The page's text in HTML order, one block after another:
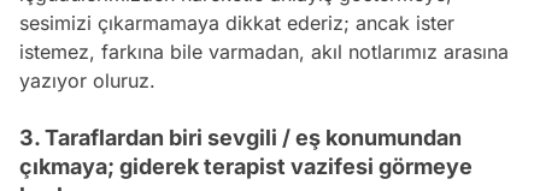
sesimizi çıkarmamaya dikkat ederiz; ancak ister
istemez, farkına bile varmadan, akıl notlarımız arasına
yazıyor oluruz.
3. Taraflardan biri sevgili / eş konumundan
çıkmaya; giderek terapist vazifesi görmeye